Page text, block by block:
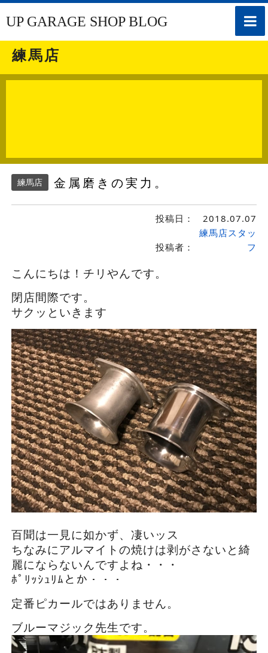
toggle
UP GARAGE SHOP BLOG
練馬店
練馬店 金属磨きの実力。
投稿日： 2018.07.07
投稿者：
練馬店スタッ
フ
こんにちは！チリやんです。
閉店間際です。
サクッといきます
百聞は一見に如かず、凄いッス
ちなみにアルマイトの焼けは剥がさないと綺
麗にならないんですよね・・・
ﾎﾟﾘｯｼｭﾘﾑとか・・・
定番ピカールではありません。
ブルーマジック先生です。